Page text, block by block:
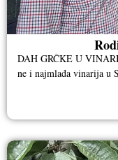
DAH GRČKE U
ne i najmlađa vinarija u